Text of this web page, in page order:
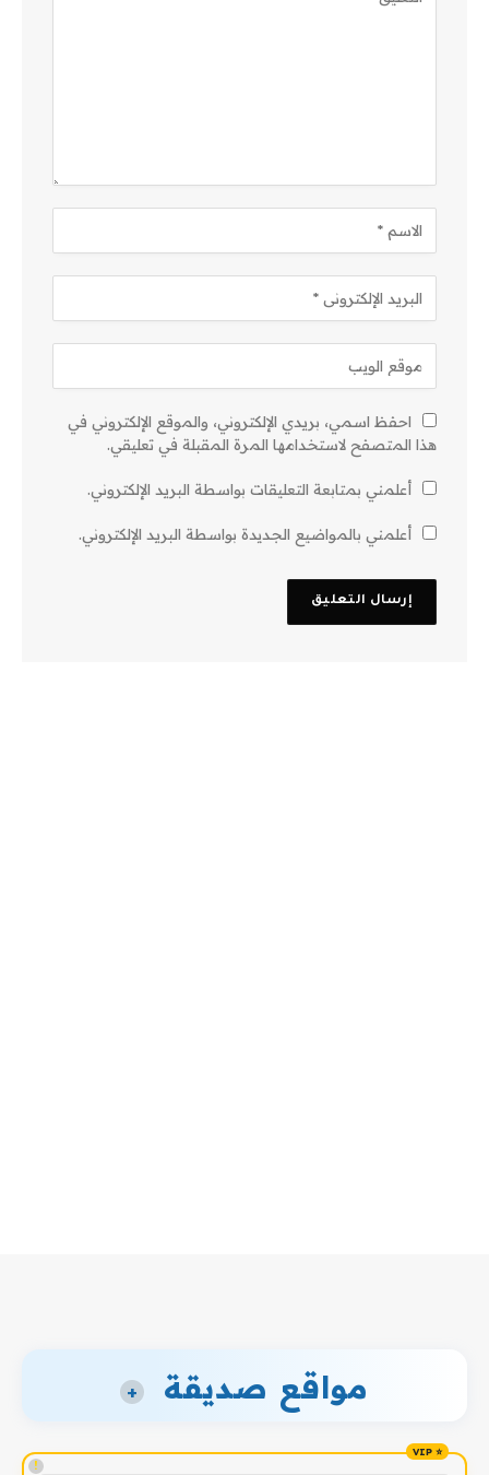
احفظ اسمي، بريدي الإلكتروني، والموقع الإلكتروني في
هذا المتصفح لاستخدامها المرة المقبلة في تعليقي.
أعلمني بمتابعة التعليقات بواسطة البريد الإلكتروني.
أعلمني بالمواضيع الجديدة بواسطة البريد الإلكتروني.
مواقع صديقة +
!